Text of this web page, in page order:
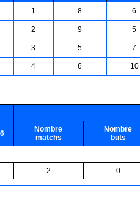
1 8 6
2 9 5
3 5 7
4 6 10
6
Nombre
matchs
Nombre
buts
2 0